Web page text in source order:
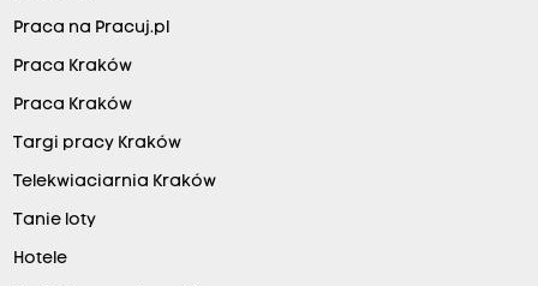
Praca na Pracuj.pl
Praca Kraków
Praca Kraków
Targi pracy Kraków
Telekwiaciarnia Kraków
Tanie loty
Hotele